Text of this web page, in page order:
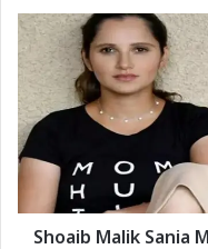
Shoaib Malik Sania